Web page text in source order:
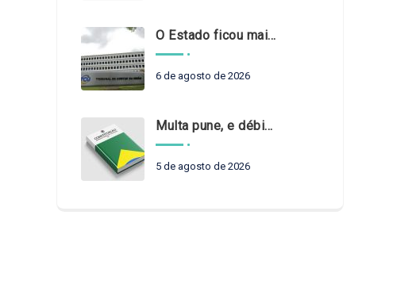
O Estado ficou mais complexo. O controle precisa acompanhar
6 de agosto de 2026
Multa pune, e débito recompõe. § 3º do art. 71 da Constituição: um problema de legística formal
5 de agosto de 2026